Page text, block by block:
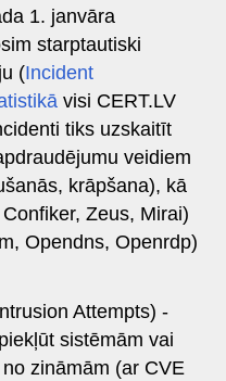
1. janvāra
starptautiski
(Incident
visi CERT.LV
tiks uzskaitīt
veidiem
krāpšana), kā
Zeus, Mirai)
Opendns, Openrdp)
Attempts) -
sistēmām vai
zināmām (ar CVE